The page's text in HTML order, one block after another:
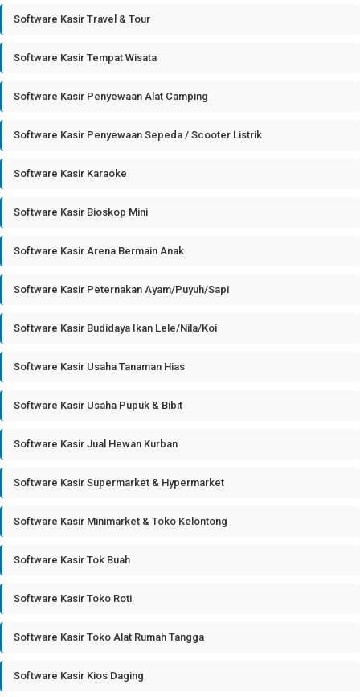
Software Kasir Travel & Tour
Software Kasir Tempat Wisata
Software Kasir Penyewaan Alat Camping
Software Kasir Penyewaan Sepeda / Scooter Listrik
Software Kasir Karaoke
Software Kasir Bioskop Mini
Software Kasir Arena Bermain Anak
Software Kasir Peternakan Ayam/Puyuh/Sapi
Software Kasir Budidaya Ikan Lele/Nila/Koi
Software Kasir Usaha Tanaman Hias
Software Kasir Usaha Pupuk & Bibit
Software Kasir Jual Hewan Kurban
Software Kasir Supermarket & Hypermarket
Software Kasir Minimarket & Toko Kelontong
Software Kasir Tok Buah
Software Kasir Toko Roti
Software Kasir Toko Alat Rumah Tangga
Software Kasir Kios Daging